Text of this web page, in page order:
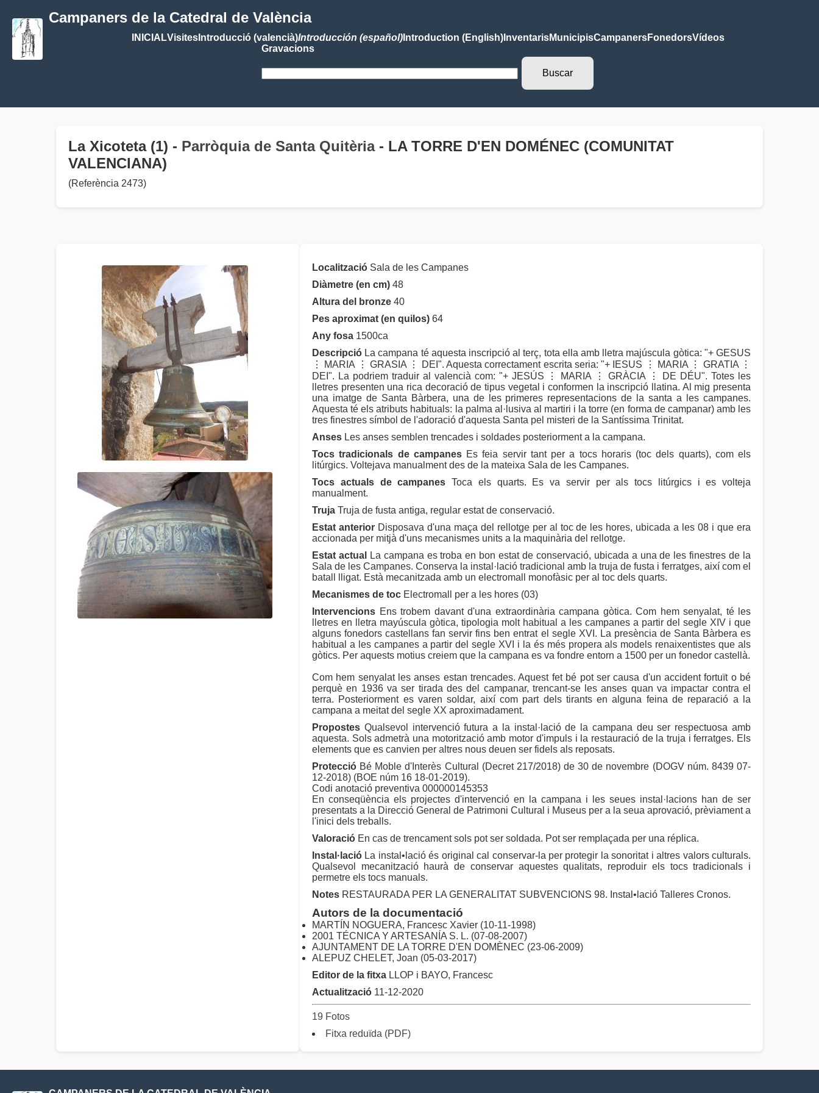
Campaners de la Catedral de València
INICIALVisitesIntroducció (valencià)Introducción (español)Introduction (English)InventarisMunicipisCampanersFonedorsVídeos
Gravacions
La Xicoteta (1) - Parròquia de Santa Quitèria- LA TORRE D'EN DOMÉNEC (COMUNITAT
VALENCIANA)
(Referència 2473)
Localització Sala de les Campanes
Diàmetre (en cm) 48
Altura del bronze 40
Pes aproximat (en quilos) 64
Any fosa 1500ca
Descripció La campana té aquesta inscripció al terç, tota ella amb lletra majúscula gòtica: "+ GESUS
⋮ MARIA ⋮ GRASIA ⋮ DEI". Aquesta correctament escrita seria: "+ IESUS ⋮ MARIA ⋮ GRATIA ⋮
DEI". La podriem traduir al valencià com: "+ JESÚS ⋮ MARIA ⋮ GRÀCIA ⋮ DE DÉU". Totes les
lletres presenten una rica decoració de tipus vegetal i conformen la inscripció llatina. Al mig presenta
una imatge de Santa Bàrbera, una de les primeres representacions de la santa a les campanes.
Aquesta té els atributs habituals: la palma al·lusiva al martiri i la torre (en forma de campanar) amb les
tres finestres símbol de l'adoració d'aquesta Santa pel misteri de la Santíssima Trinitat.
Anses Les anses semblen trencades i soldades posteriorment a la campana.
Tocs tradicionals de campanesEs feia servir tant per a tocs horaris (toc dels quarts), com els
litúrgics. Voltejava manualment des de la mateixa Sala de les Campanes.
Tocs actuals de campanes Toca els quarts. Es va servir per als tocs litúrgics i es volteja
manualment.
Truja Truja de fusta antiga, regular estat de conservació.
Estat anteriorDisposava d'una maça del rellotge per al toc de les hores, ubicada a les 08 i que era
accionada per mitjà d'uns mecanismes units a la maquinària del rellotge.
Estat actual
La campana es troba en bon estat de conservació, ubicada a una de les finestres de la
Sala de les Campanes. Conserva la instal·lació tradicional amb la truja de fusta i ferratges, així com el
batall lligat. Està mecanitzada amb un electromall monofàsic per al toc dels quarts.
Mecanismes de toc Electromall per a les hores (03)
Intervencions Ens trobem davant d'una extraordinària campana gòtica. Com hem senyalat, té les
lletres en lletra mayúscula gòtica, tipologia molt habitual a les campanes a partir del segle XIV i que
alguns fonedors castellans fan servir fins ben entrat el segle XVI. La presència de Santa Bàrbera es
habitual a les campanes a partir del segle XVI i la és més propera als models renaixentistes que als
gòtics. Per aquests motius creiem que la campana es va fondre entorn a 1500 per un fonedor castellà.
Com hem senyalat les anses estan trencades. Aquest fet bé pot ser causa d'un accident fortuït o bé
perquè en 1936 va ser tirada des del campanar, trencant-se les anses quan va impactar contra el
terra. Posteriorment es varen soldar, així com part dels tirants en alguna feina de reparació a la
campana a meitat del segle XX aproximadament.
Propostes Qualsevol intervenció futura a la instal·lació de la campana deu ser respectuosa amb
aquesta. Sols admetrà una motorització amb motor d'impuls i la restauració de la truja i ferratges. Els
elements que es canvien per altres nous deuen ser fidels als reposats.
Protecció Bé Moble d'Interès Cultural (Decret 217/2018) de 30 de novembre (DOGV núm. 8439 07-
12-2018) (BOE núm 16 18-01-2019).
Codi anotació preventiva 000000145353
En conseqüència els projectes d'intervenció en la campana i les seues instal·lacions han de ser
presentats a la Direcció General de Patrimoni Cultural i Museus per a la seua aprovació, prèviament a
l'inici dels treballs.
Valoració En cas de trencament sols pot ser soldada. Pot ser remplaçada per una réplica.
Instal·lació La instal•lació és original cal conservar-la per protegir la sonoritat i altres valors culturals.
Qualsevol mecanització haurà de conservar aquestes qualitats, reproduir els tocs tradicionals i
permetre els tocs manuals.
Notes RESTAURADA PER LA GENERALITAT SUBVENCIONS 98. Instal•lació Talleres Cronos.
Autors de la documentació
MARTÍN NOGUERA, Francesc Xavier (10-11-1998)
2001 TÉCNICA Y ARTESANÍA S. L. (07-08-2007)
AJUNTAMENT DE LA TORRE D'EN DOMÈNEC (23-06-2009)
ALEPUZ CHELET, Joan (05-03-2017)
Editor de la fitxa LLOP i BAYO, Francesc
Actualització 11-12-2020
19 Fotos
Fitxa reduïda (PDF)